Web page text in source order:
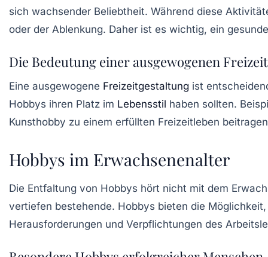
sich wachsender Beliebtheit. Während diese
oder der Ablenkung. Daher ist es wichtig, ein
Die Bedeutung einer ausgewogenen
Eine ausgewogene Freizeitgestaltung ist
Hobbys ihren Platz im Lebensstil haben sollten.
Kunsthobby zu einem erfüllten Freizeitleben
Hobbys im Erwachsenenalter
Die Entfaltung von Hobbys hört nicht mit dem
vertiefen bestehende. Hobbys bieten die
Herausforderungen und Verpflichtungen des